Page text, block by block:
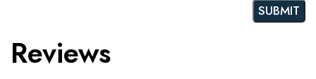
Reviews